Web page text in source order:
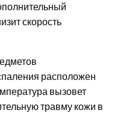
скорость
расположен
вызовет
травму кожи в